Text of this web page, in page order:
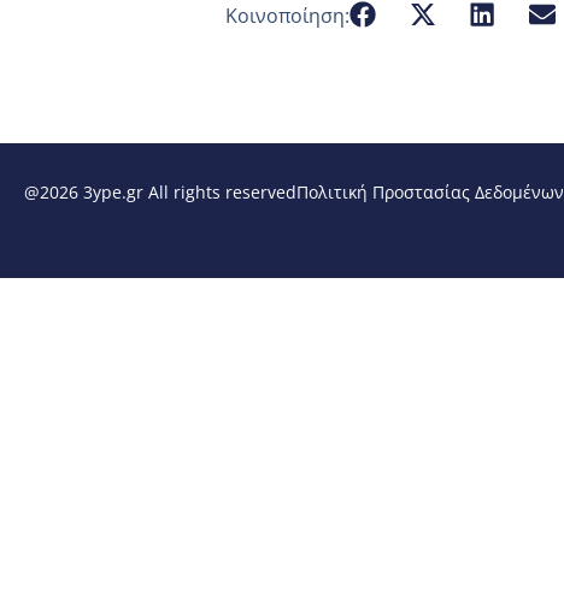
Κοινοποίηση:
@2026 3ype.gr All rights reservedΠολιτική Προστασίας Δεδομένων